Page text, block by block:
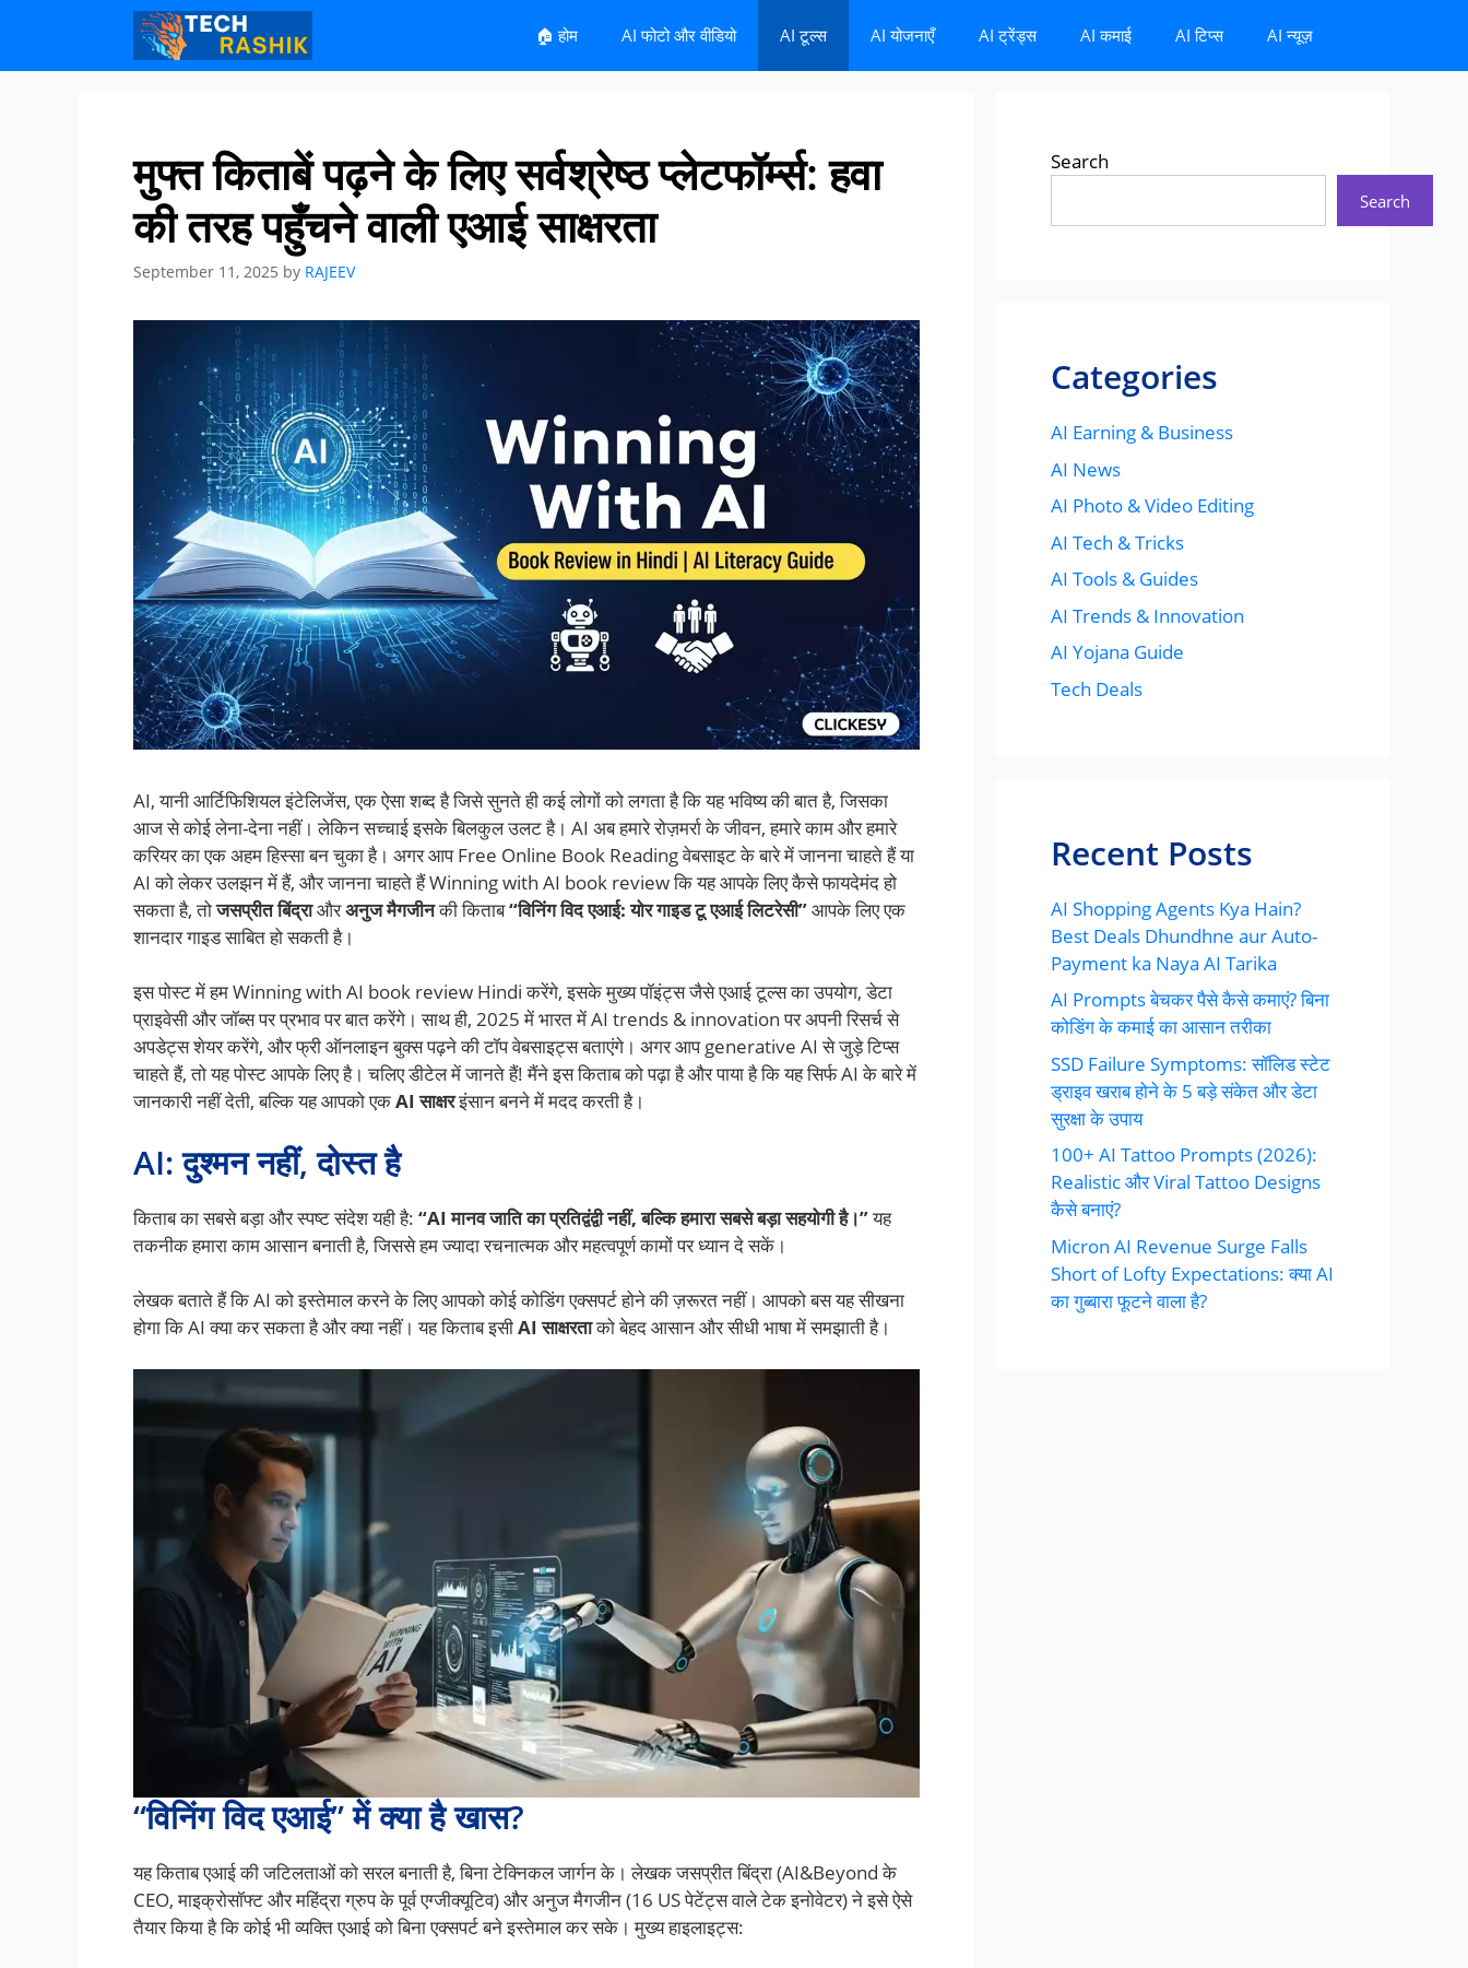
content
content
🏠 होम AI फोटो और वीडियो AI टूल्स AI योजनाएँ AI ट्रेंड्स AI कमाई AI टिप्स AI न्यूज़
मुफ्त किताबें पढ़ने के लिए सर्वश्रेष्ठ प्लेटफॉर्म्स: हवा
की तरह पहुँचने वाली एआई साक्षरता
September 11, 2025 by RAJEEV
AI, यानी आर्टिफिशियल इंटेलिजेंस, एक ऐसा शब्द है जिसे सुनते ही कई लोगों को लगता है कि यह भविष्य की बात है, जिसका
आज से कोई लेना-देना नहीं। लेकिन सच्चाई इसके बिलकुल उलट है। AI अब हमारे रोज़मर्रा के जीवन, हमारे काम और हमारे
करियर का एक अहम हिस्सा बन चुका है। अगर आप Free Online Book Reading वेबसाइट के बारे में जानना चाहते हैं या
AI को लेकर उलझन में हैं, और जानना चाहते हैं Winning with AI book review कि यह आपके लिए कैसे फायदेमंद हो
सकता है, तोजसप्रीत बिंद्राऔरअनुज मैगजीनकी किताब“विनिंग विद एआई: योर गाइड टू एआई लिटरेसी”आपके लिए एक
शानदार गाइड साबित हो सकती है।
इस पोस्ट में हम Winning with AI book review Hindi करेंगे, इसके मुख्य पॉइंट्स जैसे एआई टूल्स का उपयोग, डेटा
प्राइवेसी और जॉब्स पर प्रभाव पर बात करेंगे। साथ ही, 2025 में भारत में AI trends & innovation पर अपनी रिसर्च से
अपडेट्स शेयर करेंगे, और फ्री ऑनलाइन बुक्स पढ़ने की टॉप वेबसाइट्स बताएंगे। अगर आप generative AI से जुड़े टिप्स
चाहते हैं, तो यह पोस्ट आपके लिए है। चलिए डीटेल में जानते हैं! मैंने इस किताब को पढ़ा है और पाया है कि यह सिर्फ AI के बारे में
जानकारी नहीं देती, बल्कि यह आपको एकAI साक्षरइंसान बनने में मदद करती है।
AI: दुश्मन नहीं, दोस्त है
किताब का सबसे बड़ा और स्पष्ट संदेश यही है: “AI मानव जाति का प्रतिद्वंद्वी नहीं, बल्कि हमारा सबसे बड़ा सहयोगी है।”यह
तकनीक हमारा काम आसान बनाती है, जिससे हम ज्यादा रचनात्मक और महत्वपूर्ण कामों पर ध्यान दे सकें।
लेखक बताते हैं कि AI को इस्तेमाल करने के लिए आपको कोई कोडिंग एक्सपर्ट होने की ज़रूरत नहीं। आपको बस यह सीखना
होगा कि AI क्या कर सकता है और क्या नहीं। यह किताब इसीAI साक्षरताको बेहद आसान और सीधी भाषा में समझाती है।
“विनिंग विद एआई” में क्या है खास?
यह किताब एआई की जटिलताओं को सरल बनाती है, बिना टेक्निकल जार्गन के। लेखक जसप्रीत बिंद्रा (AI&Beyond के
CEO, माइक्रोसॉफ्ट और महिंद्रा ग्रुप के पूर्व एग्जीक्यूटिव) और अनुज मैगजीन (16 US पेटेंट्स वाले टेक इनोवेटर) ने इसे ऐसे
तैयार किया है कि कोई भी व्यक्ति एआई को बिना एक्सपर्ट बने इस्तेमाल कर सके। मुख्य हाइलाइट्स:
Search
Search
Categories
AI Earning & Business
AI News
AI Photo & Video Editing
AI Tech & Tricks
AI Tools & Guides
AI Trends & Innovation
AI Yojana Guide
Tech Deals
Recent Posts
AI Shopping Agents Kya Hain?
Best Deals Dhundhne aur Auto-
Payment ka Naya AI Tarika
AI Prompts बेचकर पैसे कैसे कमाएं? बिना
कोडिंग के कमाई का आसान तरीका
SSD Failure Symptoms: सॉलिड स्टेट
ड्राइव खराब होने के 5 बड़े संकेत और डेटा
सुरक्षा के उपाय
100+ AI Tattoo Prompts (2026):
Realistic और Viral Tattoo Designs
कैसे बनाएं?
Micron AI Revenue Surge Falls
Short of Lofty Expectations: क्या AI
का गुब्बारा फूटने वाला है?